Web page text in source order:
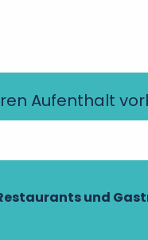
Aufenthalt
und
und
virtuellen
helfen.